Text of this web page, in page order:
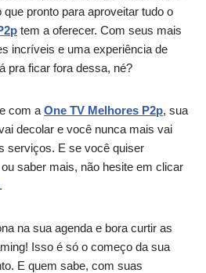
pronto para aproveitar tudo o
tem a oferecer. Com seus mais
incríveis e uma experiência de
pra ficar fora dessa, né?
com a One TV Melhores P2p, sua
decolar e você nunca mais vai
serviços. E se você quiser
saber mais, não hesite em clicar
.
na sua agenda e bora curtir as
Isso é só o começo da sua
E quem sabe, com suas